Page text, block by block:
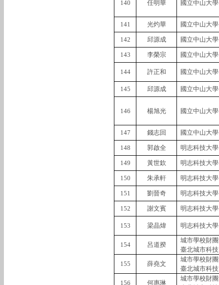
140 任明華 國立中山大學
141 光灼華 國立中山大學
142 邱源成 國立中山大學
143 李榮宗 國立中山大學
144 許正和 國立中山大學
145 邱源成 國立中山大學
146 楊旭光 國立中山大學
147 錢志回 國立中山大學
148 郭啟全 明志科技大學
149 黃世欽 明志科技大學
150 朱承軒 明志科技大學
151 劉晉奇 明志科技大學
152 謝文賓 明志科技大學
153 梁晶煒 明志科技大學
154 呂道揆
城市學校財
臺北城市科
155
薛堯文
城市學校財
臺北城市科
156
何惠琳
城市學校財